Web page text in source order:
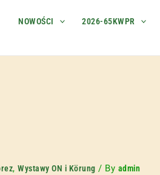
NOWOŚCI 2026-65KWPR
,Wystawy ON i Körung / By admin